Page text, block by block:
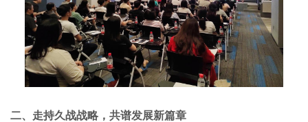
二、走持久战战略，共谱发展新篇章